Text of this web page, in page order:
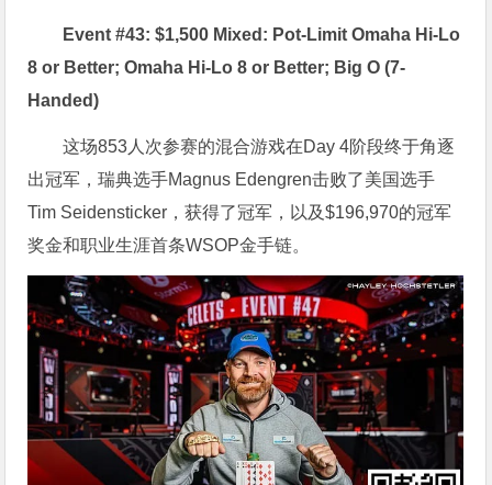
Event #43: $1,500 Mixed: Pot-Limit Omaha Hi-Lo
8 or Better; Omaha Hi-Lo 8 or Better; Big O (7-
Handed)
这场853人次参赛的混合游戏在Day 4阶段终于角逐
出冠军，瑞典选手Magnus Edengren击败了美国选手
Tim Seidensticker，获得了冠军，以及$196,970的冠军
奖金和职业生涯首条WSOP金手链。